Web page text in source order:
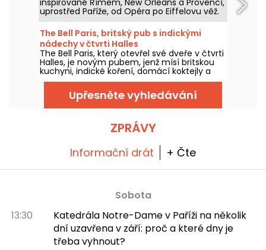
tuto část parku. Vyzkoušeli jsme a máme
vám co povědět!
uprostřed Paříže, od Opéra po Eiffelovu věž.
Každá adresa, díky své terase, nabízí zcela
samostatnou zastávku, aniž byste museli
opustit hlavní město.
The Bell Paris, britský pub s indickými
nádechy v čtvrti Halles
The Bell Paris, který otevřel své dveře v čtvrti
Halles, je novým pubem, jenž mísí britskou
kuchyni, indické koření, domácí koktejly a
řemeslná piva v interiéru navrženém Jimem
Hamiltonem.Upřesněte vyhledávání
ZPRÁVY
Informační drát + Čte
Sobota
13:30
Katedrála Notre-Dame v Paříži na několik
dní uzavřena v září: proč a které dny je
třeba vyhnout?